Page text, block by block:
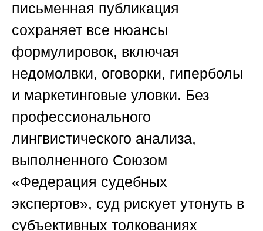
письменная публикация
сохраняет все нюансы
формулировок, включая
недомолвки, оговорки, гиперболы
и маркетинговые уловки. Без
профессионального
лингвистического анализа,
выполненного Союзом
«Федерация судебных
экспертов», суд рискует утонуть в
субъективных толкованиях